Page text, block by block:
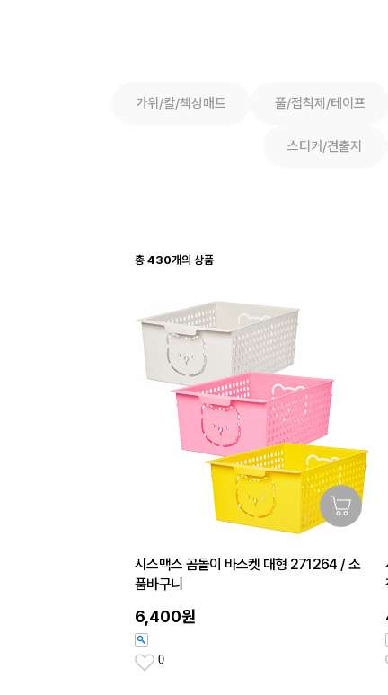
가위/칼/책상매트 풀/접착제/테이프
스티커/견출지
총 430개의 상품
시스맥스 곰돌이 바스켓 대형 271264 / 소
품바구니
6,400원
0